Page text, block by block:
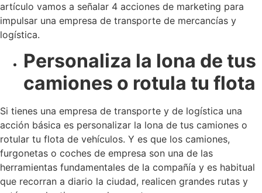
artículo vamos a señalar 4 acciones de marketing para
impulsar una empresa de transporte de mercancías y
logística.
Personaliza la lona de tus
camiones o rotula tu flota
Si tienes una empresa de transporte y de logística una
acción básica es personalizar la lona de tus camiones o
rotular tu flota de vehículos. Y es que los camiones,
furgonetas o coches de empresa son una de las
herramientas fundamentales de la compañía y es habitual
que recorran a diario la ciudad, realicen grandes rutas y